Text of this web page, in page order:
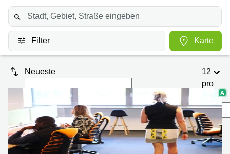
Centre
d’affaires
Coworking
Salles
réunion
Bureau
virtuel
Esch-
sur-
Alzette
Senningerberg
Bertrange
Sandweiler
Salle de
réunion
Luxembourg
Coworking
Bertrange
Centre
Luxembourg
Bureaux
Bertrange
Сoworking
Esch-sur-
Preis
Sprache wählen
Luxembourg
Filter Karte
Neueste
12
pro
Seite